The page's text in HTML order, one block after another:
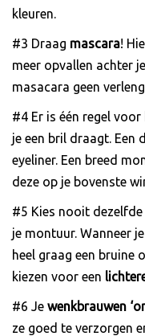
kleuren.
#3 Draag mascara!
meer opvallen achter
masacara geen
#4 Er is één regel
je een bril draagt. Een
eyeliner. Een breed
deze op je bovenste
#5 Kies nooit dezelfde
je montuur. Wanneer
heel graag een bruine
kiezen voor een
#6 Je wenkbrauwen
ze goed te verzorgen